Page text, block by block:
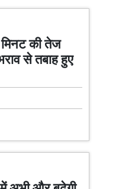
की तेज
से तबाह हुए